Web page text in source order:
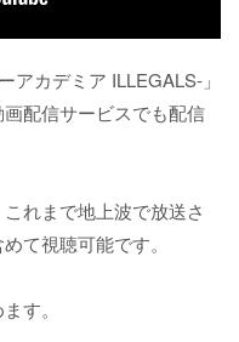
アカデミア ILLEGALS-」
配信サービスでも配信
れまで地上波で放送さ
て視聴可能です。
す。